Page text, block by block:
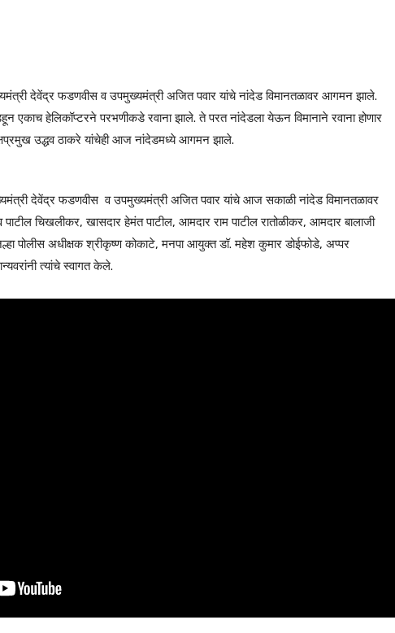
देवेंद्र फडणवीस व उपमुख्यमंत्री अजित पवार यांचे नांदेड विमानतळावर आगमन झाले.
एकाच हेलिकॉप्टरने परभणीकडे रवाना झाले. ते परत नांदेडला येऊन विमानाने रवाना होणार
उद्धव ठाकरे यांचेही आज नांदेडमध्ये आगमन झाले.
देवेंद्र फडणवीस व उपमुख्यमंत्री अजित पवार यांचे आज सकाळी नांदेड विमानतळावर
चिखलीकर, खासदार हेमंत पाटील, आमदार राम पाटील रातोळीकर, आमदार बालाजी
पोलीस अधीक्षक श्रीकृष्ण कोकाटे, मनपा आयुक्त डॉ. महेश कुमार डोईफोडे, अप्पर
त्यांचे स्वागत केले.